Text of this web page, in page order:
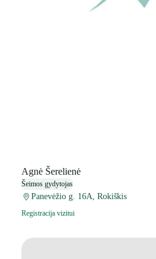
Agnė Šerelienė
Šeimos gydytojas
Panevėžio g. 16A, Rokiškis
Registracija vizitui